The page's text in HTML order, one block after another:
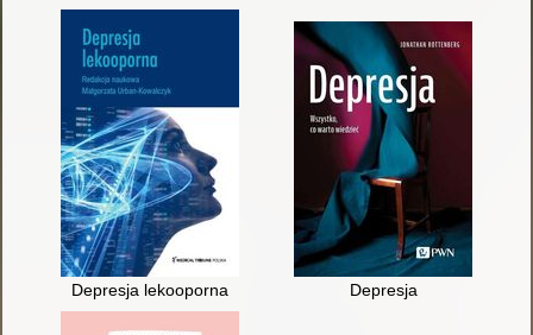
Depresja lekooporna Depresja